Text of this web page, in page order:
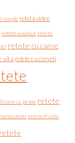
simple reteta video
retete asiatice retete
retete cu carne
vita retete cu creveti
cu peste retete
retete fructe
retete